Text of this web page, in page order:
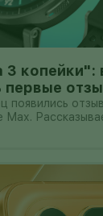
3 копейки":
первые
с оффлайн-
появились